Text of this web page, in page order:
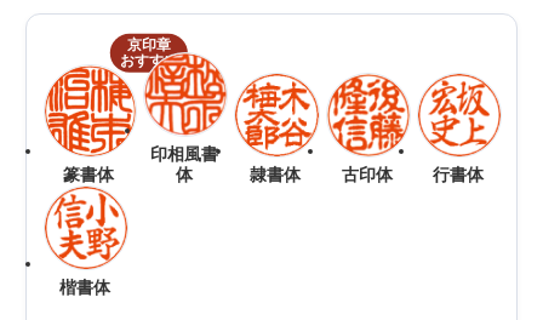
京印章
おすすめ
篆書体
印相風書
体
隷書体 古印体 行書体
楷書体